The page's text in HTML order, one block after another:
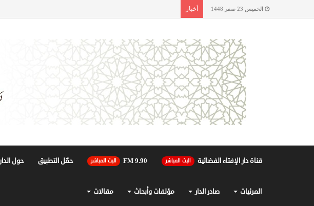
الخميس 23 صفر 1448 أخبار
قناة دار الإفتاء الفضائية البث المباشر 90.FM 9 البث المباشر حمّل التطبيق حول الدار
المرئيات صادر الدار مؤلفات وأبحاث مقالات